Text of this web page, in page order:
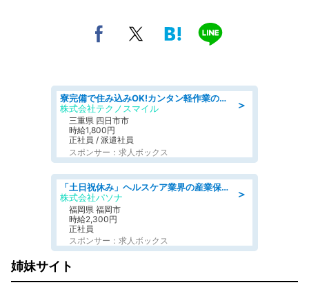
＞
寮完備で住み込みOK!カンタン軽作業のお仕事 denso aichi
株式会社テクノスマイル
三重県 四日市市
時給1,800円
正社員 / 派遣社員
スポンサー：求人ボックス
＞
「土日祝休み」ヘルスケア業界の産業保健師/高時給/未経験OK/要資格:保健師、正看護師
株式会社パソナ
福岡県 福岡市
時給2,300円
正社員
スポンサー：求人ボックス
姉妹サイト